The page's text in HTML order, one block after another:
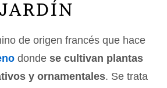
JARDÍN
de origen francés que hace
donde se cultivan plantas
y ornamentales. Se trata